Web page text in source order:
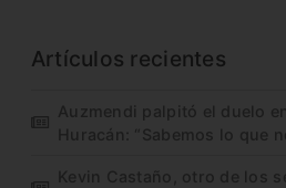
Artículos recientes
Auzmendi palpitó el duelo
Huracán: “Sabemos lo que
Kevin Castaño, otro de los